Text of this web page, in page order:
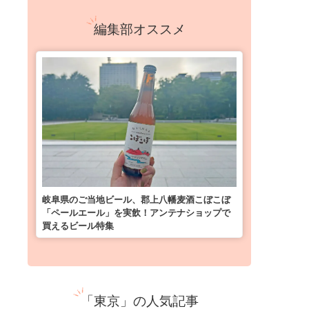
編集部オススメ
岐阜県のご当地ビール、郡上八幡麦酒こぼこぼ
「ペールエール」を実飲！アンテナショップで
買えるビール特集
「東京」の人気記事